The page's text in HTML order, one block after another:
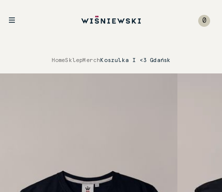
0
HomeSklepMerch Koszulka I <3 Gdańsk